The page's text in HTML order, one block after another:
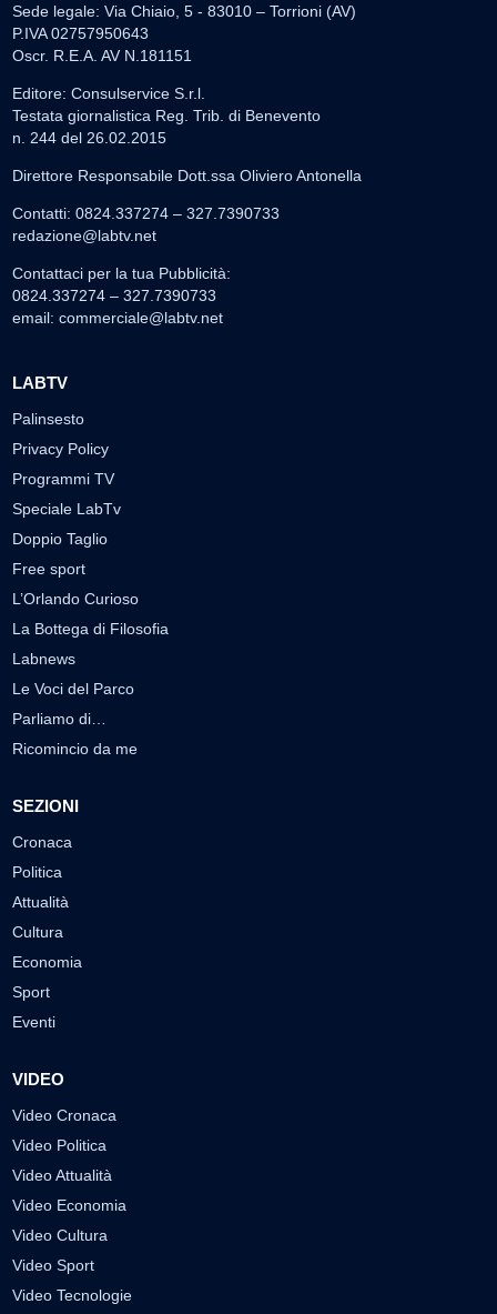
Sede legale: Via Chiaio, 5 - 83010 – Torrioni (AV)
P.IVA 02757950643
Oscr. R.E.A. AV N.181151
Editore: Consulservice S.r.l.
Testata giornalistica Reg. Trib. di Benevento
n. 244 del 26.02.2015
Direttore Responsabile Dott.ssa Oliviero Antonella
Contatti: 0824.337274 – 327.7390733
redazione@labtv.net
Contattaci per la tua Pubblicità:
0824.337274 – 327.7390733
email: commerciale@labtv.net
LABTV
Palinsesto
Privacy Policy
Programmi TV
Speciale LabTv
Doppio Taglio
Free sport
L’Orlando Curioso
La Bottega di Filosofia
Labnews
Le Voci del Parco
Parliamo di…
Ricomincio da me
SEZIONI
Cronaca
Politica
Attualità
Cultura
Economia
Sport
Eventi
VIDEO
Video Cronaca
Video Politica
Video Attualità
Video Economia
Video Cultura
Video Sport
Video Tecnologie